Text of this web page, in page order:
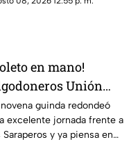
en mano!
Unión
amarra su pase
a los playoffs
novena guinda redondeó
excelente jornada frente a
Saraperos y ya piensa en